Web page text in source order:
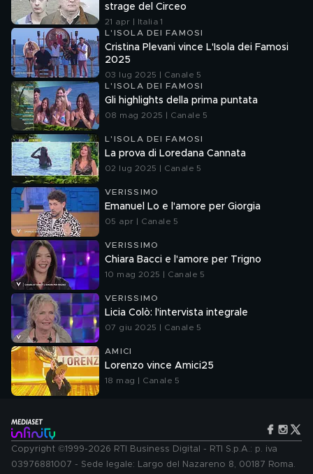
strage del Circeo
21 apr | Italia 1
L'ISOLA DEI FAMOSI
Cristina Plevani vince L'Isola dei Famosi
2025
03 lug 2025 | Canale 5
L'ISOLA DEI FAMOSI
Gli highlights della prima puntata
08 mag 2025 | Canale 5
L'ISOLA DEI FAMOSI
La prova di Loredana Cannata
02 lug 2025 | Canale 5
VERISSIMO
Emanuel Lo e l'amore per Giorgia
05 apr | Canale 5
VERISSIMO
Chiara Bacci e l'amore per Trigno
10 mag 2025 | Canale 5
VERISSIMO
Licia Colò: l'intervista integrale
07 giu 2025 | Canale 5
AMICI
Lorenzo vince Amici25
18 mag | Canale 5
Copyright ©1999-2026 RTI Business Digital - RTI S.p.A.: p. iva
03976881007 - Sede legale: Largo del Nazareno 8, 00187 Roma.